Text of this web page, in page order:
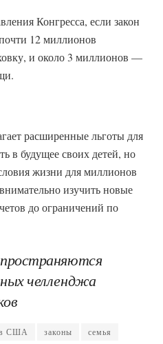
Конгресса, если закон
12 миллионов
и около 3 миллионов —
расширенные льготы для
в будущее своих детей, но
жизни для миллионов
изучить новые
до ограничений по
челленджа
США законы семья